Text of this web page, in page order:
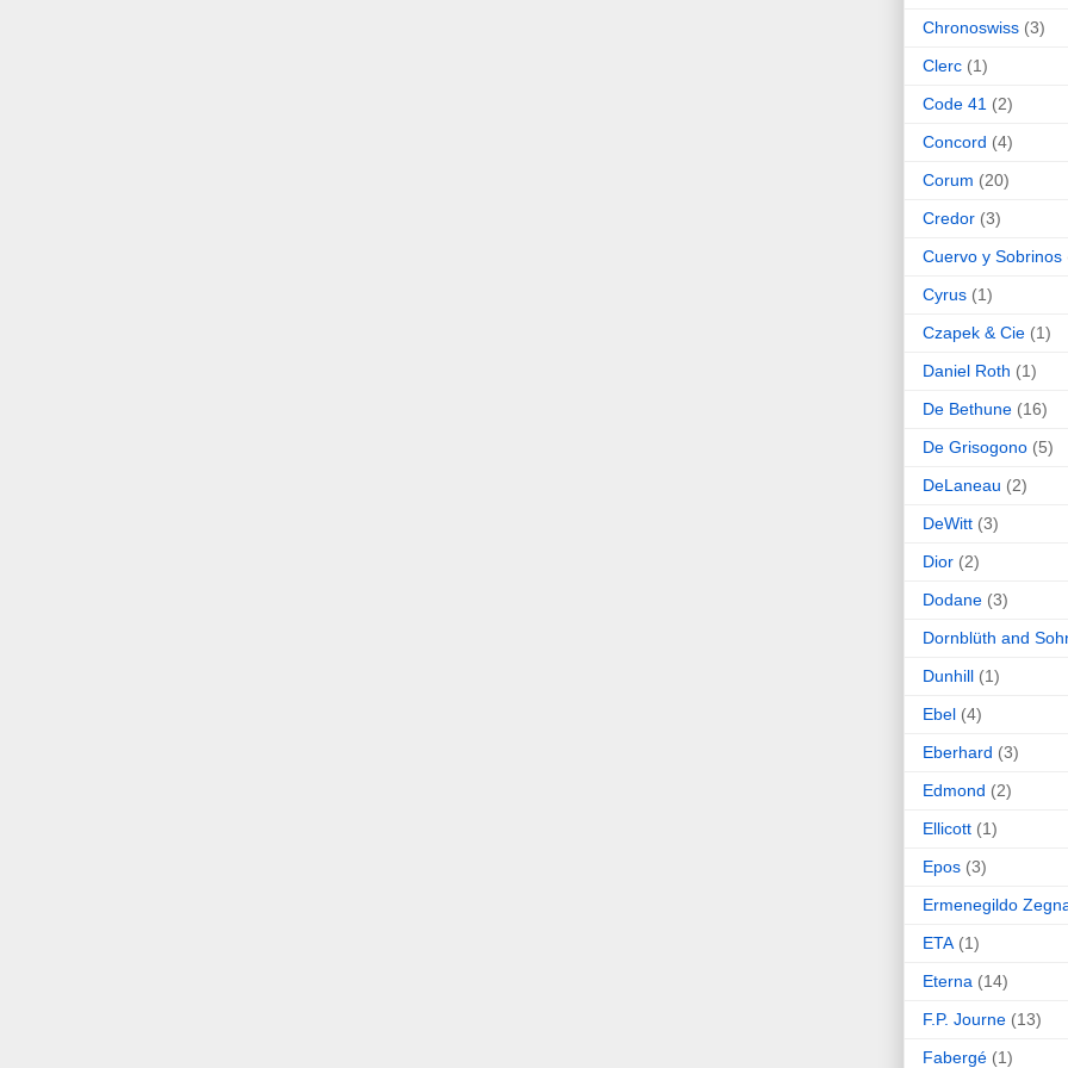
Chronoswiss (3)
Clerc (1)
Code 41 (2)
Concord (4)
Corum (20)
Credor (3)
Cuervo y Sobrinos
Cyrus (1)
Czapek & Cie (1)
Daniel Roth (1)
De Bethune (16)
De Grisogono (5)
DeLaneau (2)
DeWitt (3)
Dior (2)
Dodane (3)
Dornblüth and
Dunhill (1)
Ebel (4)
Eberhard (3)
Edmond (2)
Ellicott (1)
Epos (3)
Ermenegildo
ETA (1)
Eterna (14)
F.P. Journe (13)
Fabergé (1)